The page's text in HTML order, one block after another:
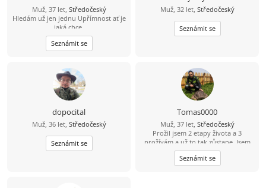
Muž, 37 let, Středočeský
Hledám už jen jednu Upřímnost ať je
jaká chce.
Seznámit se
Muž, 32 let, Středočeský
Seznámit se
dopocital
Muž, 36 let, Středočeský
Seznámit se
Tomas0000
Muž, 37 let, Středočeský
Prožil jsem 2 etapy života a 3
prožívám a už to tak zůstane. Jsem
sám sebou a nenechám se změnit.
Přednější je moje dítě, žiju už jen
pro ni. ŽENIT SE UŽ NECHCI, CHTĚL
Seznámit se